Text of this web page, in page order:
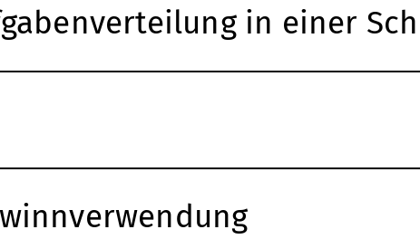
in einer